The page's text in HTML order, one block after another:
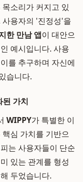
소리가 커지고 있
용자의 '진정성'을
한 만남 앱이 대안으
예시입니다. 사용
를 추구하며 자신에
습니다.
된 가치
WIPPY가 특별한 이
심 가치를 기반으
는 사용자들이 단순
있는 관계를 형성
두었습니다.